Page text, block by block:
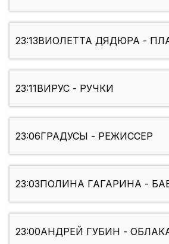
23:13ВИОЛЕТТА ДЯДЮРА -
23:11ВИРУС - РУЧКИ
23:06ГРАДУСЫ - РЕЖИССЕР
23:03ПОЛИНА ГАГАРИНА -
23:00АНДРЕЙ ГУБИН -